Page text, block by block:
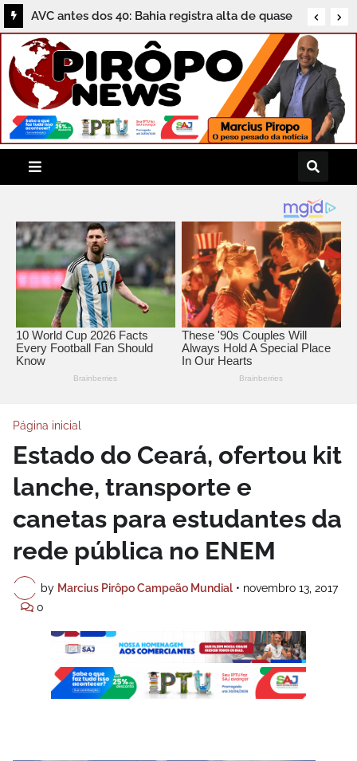
AVC antes dos 40: Bahia registra alta de quase
50% nas internações de jovens
Página inicial
Estado do Ceará, ofertou kit
lanche, transporte e
canetas para estudantes da
rede pública no ENEM
by Marcius Pirôpo Campeão Mundial • novembro 13, 2017
0